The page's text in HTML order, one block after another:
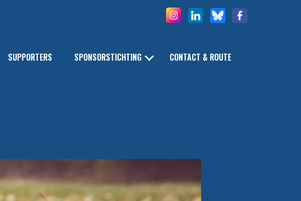
SUPPORTERS SPONSORSTICHTING CONTACT & ROUTE